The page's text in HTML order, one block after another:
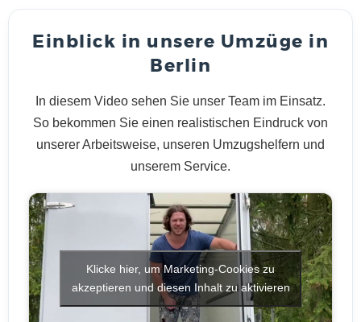
Einblick in unsere Umzüge in
Berlin
In diesem Video sehen Sie unser Team im Einsatz.
So bekommen Sie einen realistischen Eindruck von
unserer Arbeitsweise, unseren Umzugshelfern und
unserem Service.
Klicke hier, um Marketing-Cookies zu
akzeptieren und diesen Inhalt zu aktivieren